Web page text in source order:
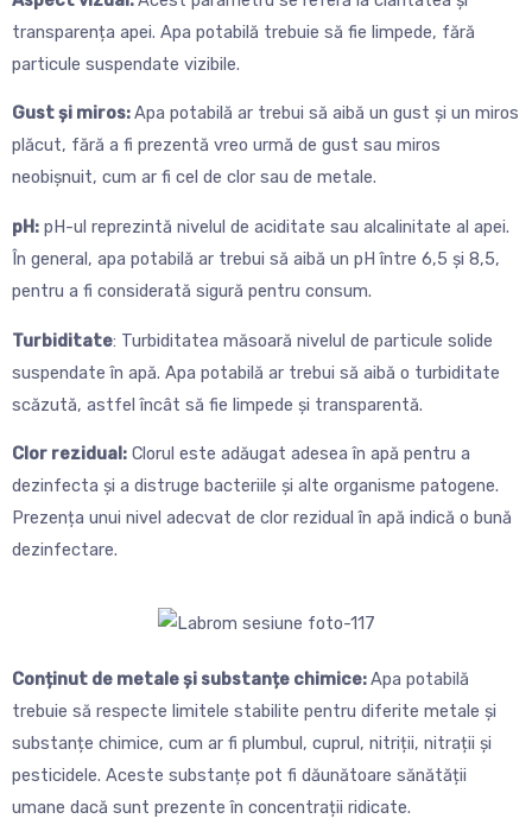
transparența apei. Apa potabilă trebuie să fie limpede, fără
particule suspendate vizibile.
Gust și miros:Apa potabilă ar trebui să aibă un gust și un miros
plăcut, fără a fi prezentă vreo urmă de gust sau miros
neobișnuit, cum ar fi cel de clor sau de metale.
pH: pH-ul reprezintă nivelul de aciditate sau alcalinitate al apei.
În general, apa potabilă ar trebui să aibă un pH între 6,5 și 8,5,
pentru a fi considerată sigură pentru consum.
Turbiditate: Turbiditatea măsoară nivelul de particule solide
suspendate în apă. Apa potabilă ar trebui să aibă o turbiditate
scăzută, astfel încât să fie limpede și transparentă.
Clor rezidual: Clorul este adăugat adesea în apă pentru a
dezinfecta și a distruge bacteriile și alte organisme patogene.
Prezența unui nivel adecvat de clor rezidual în apă indică o bună
dezinfectare.
Conținut de metale și substanțe chimice:Apa potabilă
trebuie să respecte limitele stabilite pentru diferite metale și
substanțe chimice, cum ar fi plumbul, cuprul, nitriții, nitrații și
pesticidele. Aceste substanțe pot fi dăunătoare sănătății
umane dacă sunt prezente în concentrații ridicate.